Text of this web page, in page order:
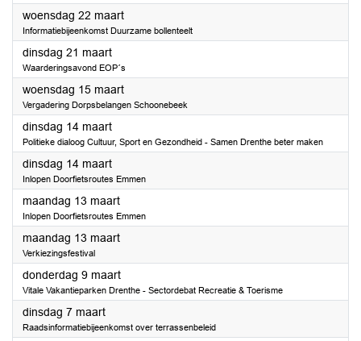
woensdag 22 maart2023
Informatiebijeenkomst Duurzame bollenteelt
dinsdag 21 maart2023
Waarderingsavond EOP´s
woensdag 15 maart2023
Vergadering Dorpsbelangen Schoonebeek
dinsdag 14 maart2023
Politieke dialoog Cultuur, Sport en Gezondheid - Samen Drenthe beter maken
dinsdag 14 maart2023
Inlopen Doorfietsroutes Emmen
maandag 13 maart2023
Inlopen Doorfietsroutes Emmen
maandag 13 maart2023
Verkiezingsfestival
donderdag 9 maart2023
Vitale Vakantieparken Drenthe - Sectordebat Recreatie & Toerisme
dinsdag 7 maart2023
Raadsinformatiebijeenkomst over terrassenbeleid